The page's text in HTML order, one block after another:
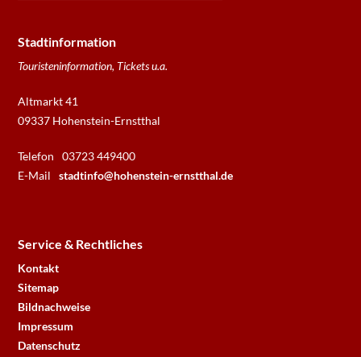
Stadtinformation
Touristeninformation, Tickets u.a.
Altmarkt 41
09337 Hohenstein-Ernstthal
Telefon
03723 449400
E-Mail
stadtinfo@hohenstein-ernstthal.de
Service & Rechtliches
Kontakt
Sitemap
Bildnachweise
Impressum
Datenschutz